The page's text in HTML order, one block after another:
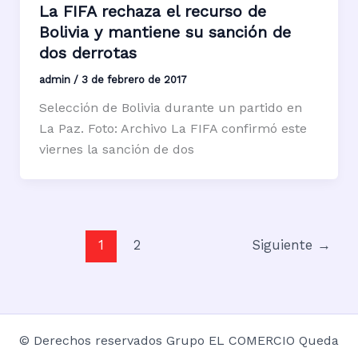
La FIFA rechaza el recurso de
Bolivia y mantiene su sanción de
dos derrotas
admin / 3 de febrero de 2017
Selección de Bolivia durante un partido en
La Paz. Foto: Archivo La FIFA confirmó este
viernes la sanción de dos
1 2 Siguiente →
© Derechos reservados Grupo EL COMERCIO Queda